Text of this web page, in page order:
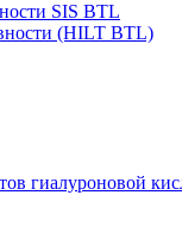
SIS BTL
(HILT BTL)
гиалуроновой